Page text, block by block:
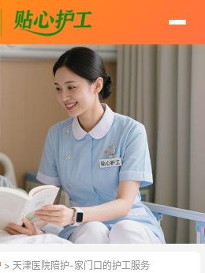
> 天津医院陪护-家门口的护工服务